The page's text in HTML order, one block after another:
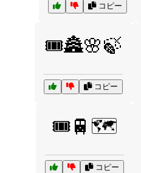
コピー
🎟️🏯🌸🍃
コピー
🎟️🚆🗺️
コピー